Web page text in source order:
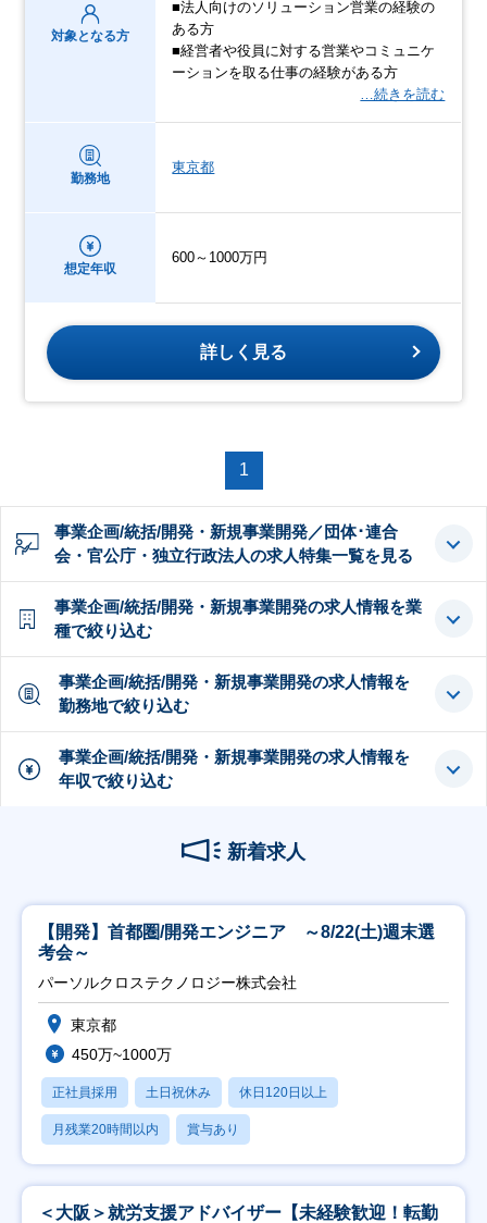
対象となる方
■法人向けのソリューション営業の経験の
ある方
■経営者や役員に対する営業やコミュニケ
ーションを取る仕事の経験がある方
…続きを読む
勤務地
東京都
想定年収
600～1000万円
詳しく見る
1
事業企画/統括/開発・新規事業開発／団体･連合
会・官公庁・独立行政法人の求人特集一覧を見る
事業企画/統括/開発・新規事業開発の求人情報を業
種で絞り込む
事業企画/統括/開発・新規事業開発の求人情報を
勤務地で絞り込む
事業企画/統括/開発・新規事業開発の求人情報を
年収で絞り込む
新着求人
【開発】首都圏/開発エンジニア ～8/22(土)週末選
考会～
パーソルクロステクノロジー株式会社
東京都
450万~1000万
正社員採用 土日祝休み 休日120日以上
月残業20時間以内 賞与あり
＜大阪＞就労支援アドバイザー【未経験歓迎！転勤